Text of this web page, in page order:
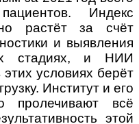
Индекс
растёт за счёт
и выявления
стадиях, и НИИ
условиях берёт
Институт и его
пролечивают всё
этой